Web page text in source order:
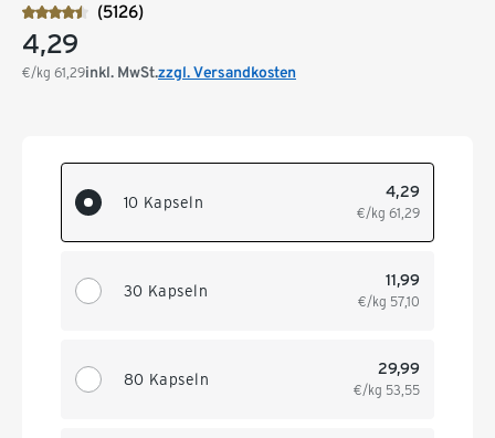
(5126)
4,29
€/kg 61,29inkl. MwSt.zzgl. Versandkosten
10 Kapseln
4,29
€/kg 61,29
30 Kapseln
11,99
€/kg 57,10
80 Kapseln
29,99
€/kg 53,55